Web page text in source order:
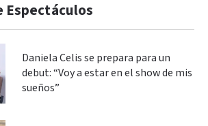
Espectáculos
Daniela Celis se prepara para un
debut: “Voy a estar en el show de mis
sueños”